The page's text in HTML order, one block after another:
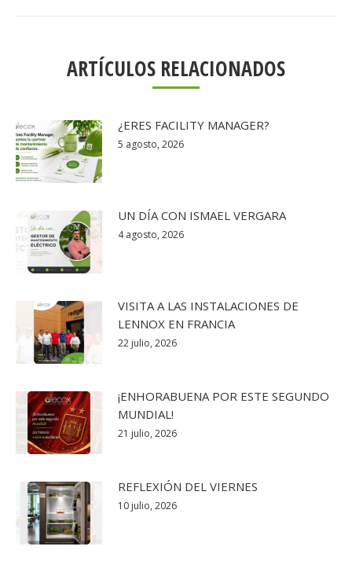
ARTÍCULOS RELACIONADOS
¿ERES FACILITY MANAGER?
5 agosto, 2026
UN DÍA CON ISMAEL VERGARA
4 agosto, 2026
VISITA A LAS INSTALACIONES DE
LENNOX EN FRANCIA
22 julio, 2026
¡ENHORABUENA POR ESTE SEGUNDO
MUNDIAL!
21 julio, 2026
REFLEXIÓN DEL VIERNES
10 julio, 2026